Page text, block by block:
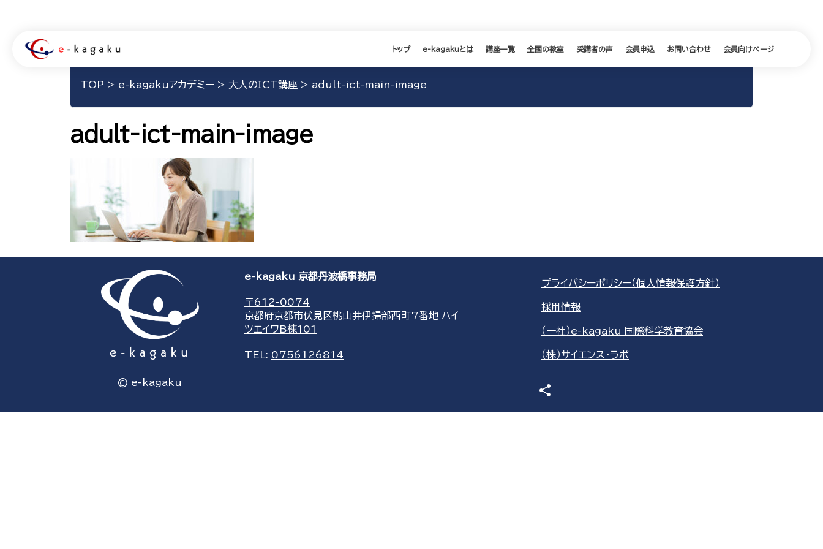
トップ e-kagakuとは 講座一覧 全国の教室 受講者の声 会員申込 お問い合わせ 会員向けページ
TOP > e-kagakuアカデミー > 大人のICT講座 > adult-ict-main-image
adult-ict-main-image
© e-kagaku
e-kagaku 京都丹波橋事務局
〒612-0074
京都府京都市伏見区桃山井伊掃部西町7番地 ハイ
ツエイワB棟101
TEL: 0756126814
プライバシーポリシー（個人情報保護方針）
採用情報
（一社）e-kagaku 国際科学教育協会
（株）サイエンス・ラボ
share